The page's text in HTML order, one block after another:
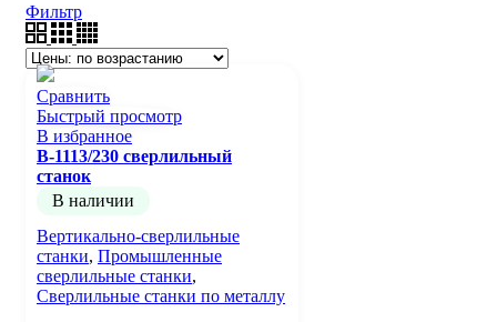
Фильтр
Сравнить
Быстрый просмотр
В избранное
B-1113/230 сверлильный
станок
В наличии
Вертикально-сверлильные
станки, Промышленные
сверлильные станки,
Сверлильные станки по металлу